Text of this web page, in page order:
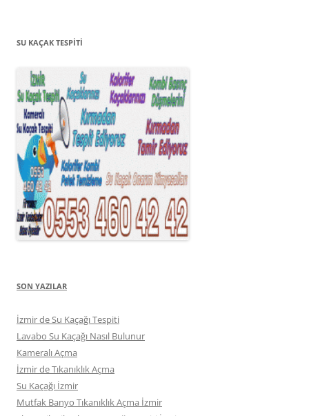
SU KAÇAK TESPITI
SON YAZILAR
İzmir de Su Kaçağı Tespiti
Lavabo Su Kaçağı Nasıl Bulunur
Kameralı Açma
İzmir de Tıkanıklık Açma
Su Kaçağı İzmir
Mutfak Banyo Tıkanıklık Açma İzmir